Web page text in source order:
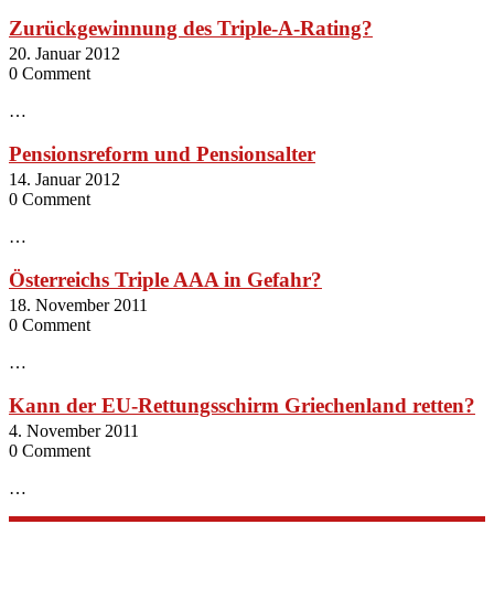
Zurückgewinnung des Triple-A-Rating?
20. Januar 2012
0 Comment
…
Pensionsreform und Pensionsalter
14. Januar 2012
0 Comment
…
Österreichs Triple AAA in Gefahr?
18. November 2011
0 Comment
…
Kann der EU-Rettungsschirm Griechenland retten?
4. November 2011
0 Comment
…